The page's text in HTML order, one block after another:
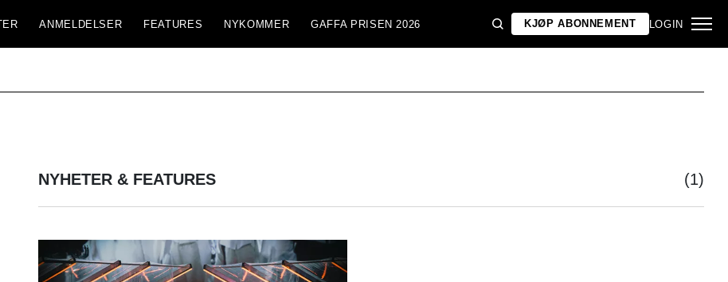
ANMELDELSER FEATURES NYKOMMER GAFFA PRISEN 2026 KJØP ABONNEMENT LOGIN
NYHETER & FEATURES (1)